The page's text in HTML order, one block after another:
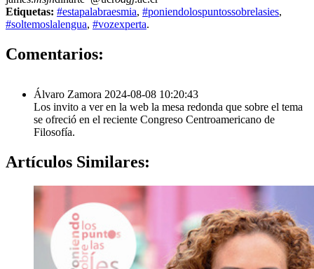
Etiquetas: #estapalabraesmia, #poniendolospuntossobrelasies,
#soltemoslalengua, #vozexperta.
Comentarios:
Álvaro Zamora 2024-08-08 10:20:43
Los invito a ver en la web la mesa redonda que sobre el tema
se ofreció en el reciente Congreso Centroamericano de
Filosofía.
Artículos Similares: